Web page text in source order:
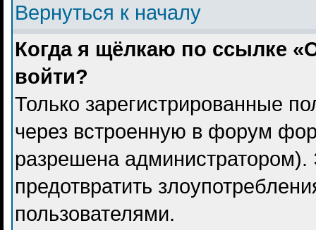
Вернуться к началу
Когда я щёлкаю по ссылке
войти?
Только зарегистрированные
через встроенную в форум
разрешена
предотвратить
пользователями.